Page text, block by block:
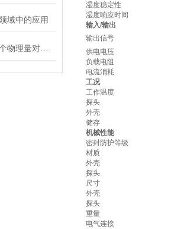
域中的应用
湿度稳定性
湿度响应时间
输入/输出
输出信号
供电电压
负载电阻
电流消耗
工况
工作温度
探头
外壳
储存
机械性能
密封防护等级
材质
外壳
探头
尺寸
外壳
探头
重量
电气连接